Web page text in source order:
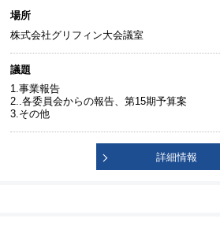
場所
株式会社グリフィン大会議室
議題
1.事業報告
2..各委員会からの報告、第15期予算案
3.その他
詳細情報